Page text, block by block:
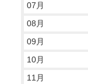
07月
08月
09月
10月
11月